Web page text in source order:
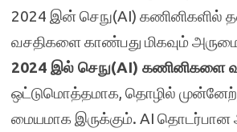
2024 இன் செநு(AI) கணினிகளில்
வசதிகளை காண்பது மிகவும்
2024 இல் செநு(AI) கணினிகளை
ஒட்டுமொத்தமாக, தொழில்
மையமாக இருக்கும். AI